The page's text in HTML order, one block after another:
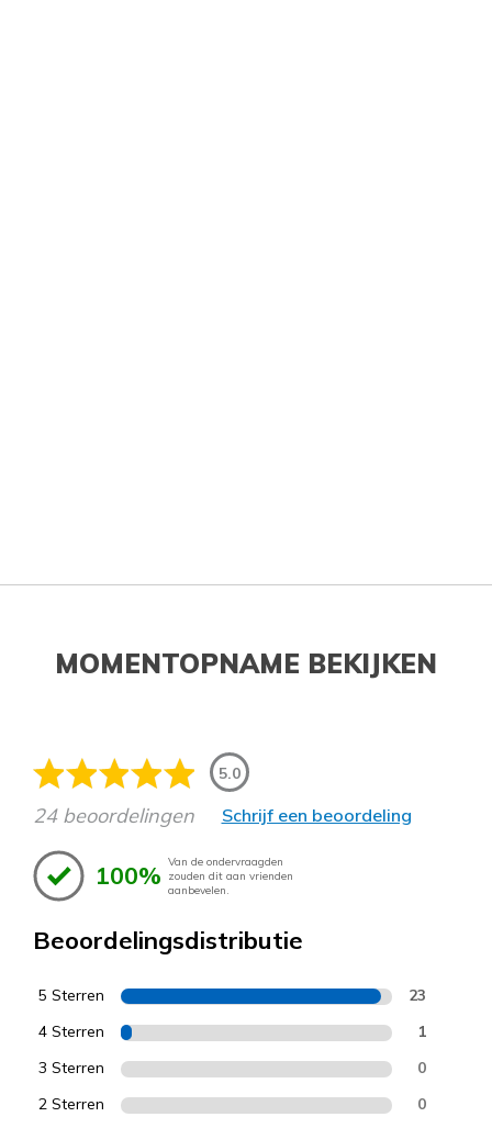
MOMENTOPNAME BEKIJKEN
5.0
24 beoordelingen Schrijf een beoordeling
100% Van de ondervraagden
zouden dit aan vrienden
aanbevelen.
Beoordelingsdistributie
5 Sterren 23
4 Sterren 1
3 Sterren 0
2 Sterren 0